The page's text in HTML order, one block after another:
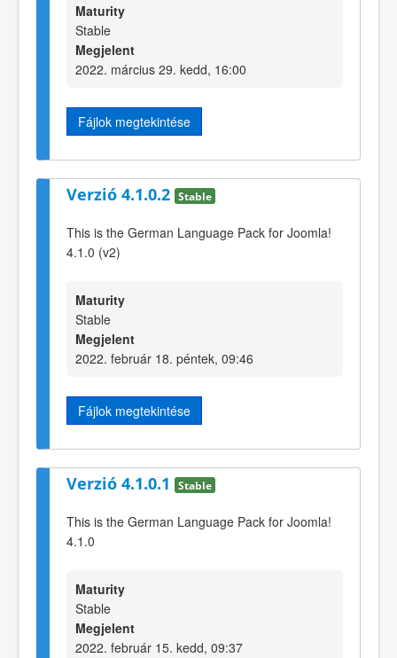
Maturity
Stable
Megjelent
2022. március 29. kedd, 16:00
Fájlok megtekintése
Verzió 4.1.0.2 Stable
This is the German Language Pack for Joomla!
4.1.0 (v2)
Maturity
Stable
Megjelent
2022. február 18. péntek, 09:46
Fájlok megtekintése
Verzió 4.1.0.1 Stable
This is the German Language Pack for Joomla!
4.1.0
Maturity
Stable
Megjelent
2022. február 15. kedd, 09:37